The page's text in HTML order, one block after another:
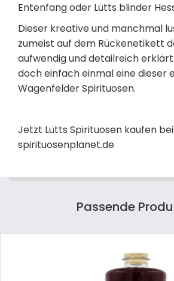
Entenfang oder Lütts blinder
Dieser kreative und manchmal
zumeist auf dem Rückenetikett
aufwendig und detailreich
doch einfach einmal eine dieser
Wagenfelder Spirituosen.
Jetzt Lütts Spirituosen kaufen bei
spirituosenplanet.de
Passende